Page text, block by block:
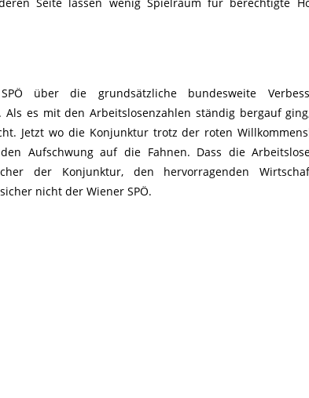
über die grundsätzliche bundesweite
es mit den Arbeitslosenzahlen ständig bergauf
Jetzt wo die Konjunktur trotz der roten
Aufschwung auf die Fahnen. Dass die
der Konjunktur, den hervorragenden
nicht der Wiener SPÖ.